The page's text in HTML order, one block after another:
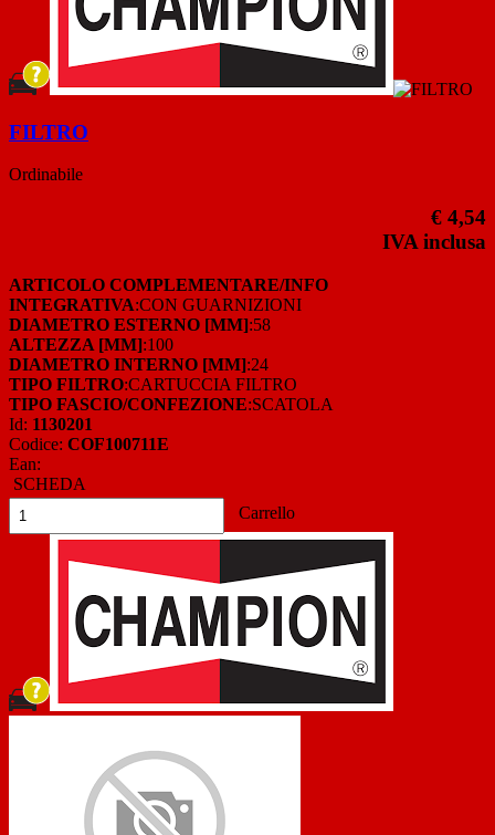
FILTRO
Ordinabile
€ 4,54
IVA inclusa
ARTICOLO COMPLEMENTARE/INFO
INTEGRATIVA:CON GUARNIZIONI
DIAMETRO ESTERNO [MM]:58
ALTEZZA [MM]:100
DIAMETRO INTERNO [MM]:24
TIPO FILTRO:CARTUCCIA FILTRO
TIPO FASCIO/CONFEZIONE:SCATOLA
Id: 1130201
Codice: COF100711E
Ean:
SCHEDA
Carrello